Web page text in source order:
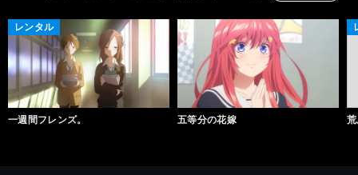
レンタル
一週間フレンズ。 五等分の花嫁